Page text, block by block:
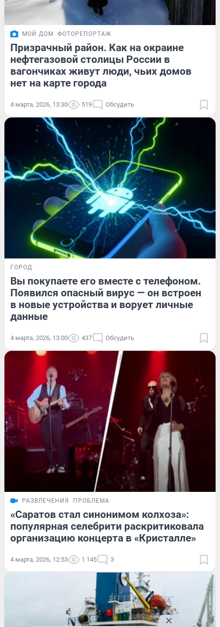
МОЙ ДОМ ФОТОРЕПОРТАЖ
Призрачный район. Как на окраине
нефтегазовой столицы России в
вагончиках живут люди, чьих домов
нет на карте города
4 марта, 2026, 13:30 519 Обсудить
ГОРОД
Вы покупаете его вместе с телефоном.
Появился опасный вирус — он встроен
в новые устройства и ворует личные
данные
4 марта, 2026, 13:00 437 Обсудить
РАЗВЛЕЧЕНИЯ ПРОБЛЕМА
«Саратов стал синонимом колхоза»:
популярная селебрити раскритиковала
организацию концерта в «Кристалле»
4 марта, 2026, 12:53 1 145 3